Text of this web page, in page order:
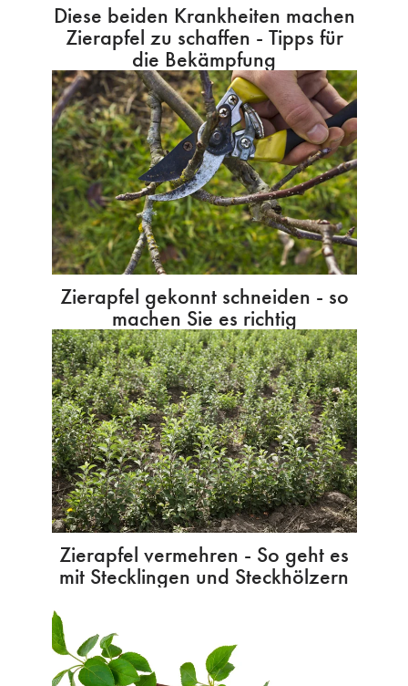
Diese beiden Krankheiten machen
Zierapfel zu schaffen - Tipps für
die Bekämpfung
Zierapfel gekonnt schneiden - so
machen Sie es richtig
Zierapfel vermehren - So geht es
mit Stecklingen und Steckhölzern